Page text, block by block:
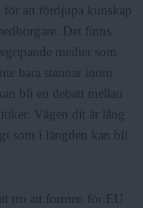
för att fördjupa kunskap
Det finns
medier som
bara stannar inom
bli en debatt mellan
Vägen dit är lång
som i längden kan bli
tro att formen för EU